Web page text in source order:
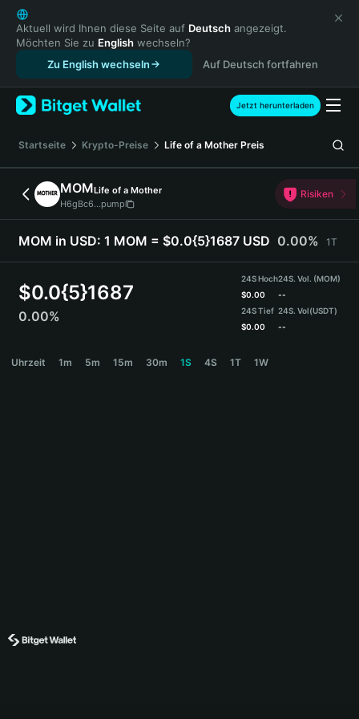
English
日本語
Tiếng Việt
Русский
Español (Latinoamérica)
Türkçe
Français
Deutsch
简体中文
繁體中文
Português (Portugal)
Bahasa Indonesia
ภาษาไทย
Español
Español (Argentina)
Aktuell wird Ihnen diese Seite auf Deutsch angezeigt.
Möchten Sie zu English wechseln?
Zu English wechseln
Auf Deutsch fortfahren
Jetzt herunterladen
Startseite Krypto-Preise Life of a Mother Preis
MOMLife of a Mother
H6gBc6...pump
Risiken
MOM in USD: 1 MOM = $0.0{5}1687 USD 0.00% 1T
$0.0{5}1687
0.00%
24S Hoch
$0.00
24S Tief
$0.00
24S. Vol. (MOM)
--
24S. Vol(USDT)
--
Uhrzeit 1m 5m 15m 30m 1S 4S 1T 1W